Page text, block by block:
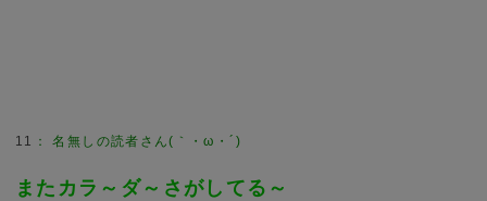
11 ：名無しの読者さん(｀・ω・´)
またカラ～ダ～さがしてる～